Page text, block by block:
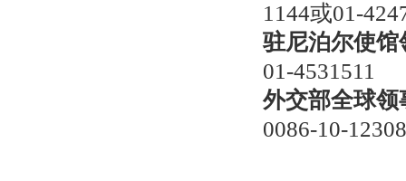
1144或01-
驻尼泊尔使
01-4531511
外交部全球领
0086-10-